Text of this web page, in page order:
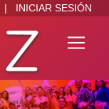
| INICIAR SESIÓN